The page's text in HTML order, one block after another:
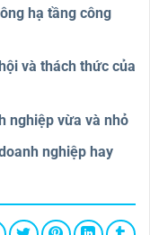
hạ tầng công
và thách thức của
nghiệp vừa và nhỏ
nghiệp hay